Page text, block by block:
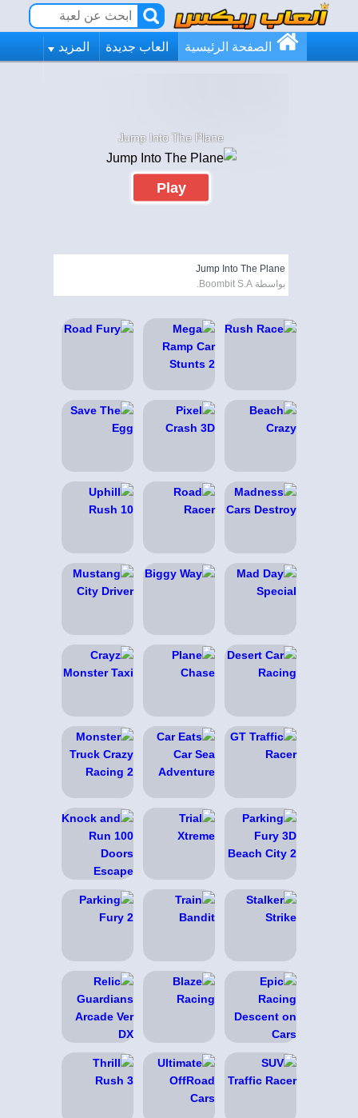
الصفحة الرئيسية العاب جديدة المزيد
Jump Into The Plane
Play
Jump Into The Plane
بواسطة Boombit S.A.